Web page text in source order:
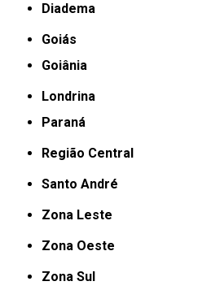
Diadema
Goiás
Goiânia
Londrina
Paraná
Região Central
Santo André
Zona Leste
Zona Oeste
Zona Sul